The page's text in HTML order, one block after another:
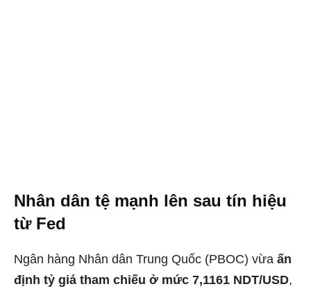
Nhân dân tệ mạnh lên sau tín hiệu
từ Fed
Ngân hàng Nhân dân Trung Quốc (PBOC) vừa ấn
định tỷ giá tham chiếu ở mức 7,1161 NDT/USD,